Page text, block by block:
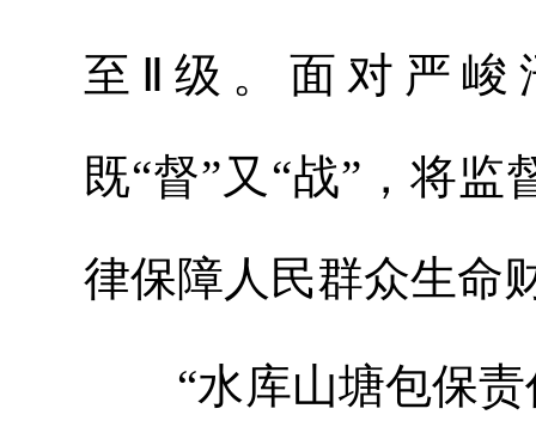
至Ⅱ级。面对严峻
既“督”又“战”，将
律保障人民群众生命
“水库山塘包保责